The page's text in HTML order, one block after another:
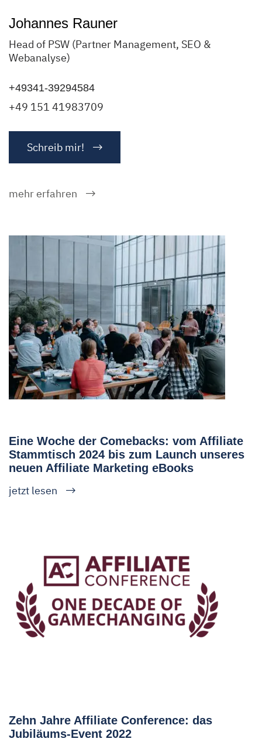
Eine Woche der Comebacks: vom Affiliate
Stammtisch 2024 bis zum Launch unseres
neuen Affiliate Marketing eBooks
jetzt lesen
Zehn Jahre Affiliate Conference: das
Jubiläums-Event 2022
Johannes Rauner
Head of PSW (Partner Management, SEO &
Webanalyse)
+49341-39294584
+49 151 41983709
Schreib mir!
mehr erfahren